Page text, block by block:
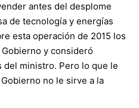
antes del desplome
de tecnología y energías
esta operación de 2015 los
y consideró
ministro. Pero lo que le
no le sirve a la